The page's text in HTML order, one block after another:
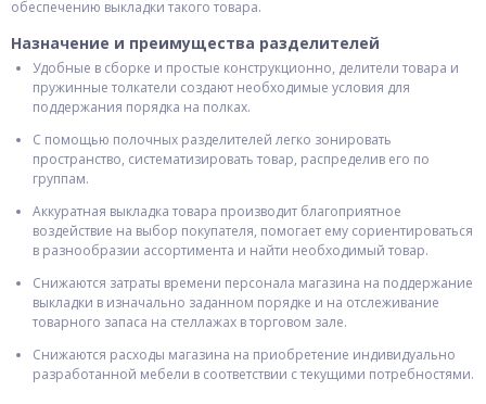
обеспечению выкладки такого товара.
Назначение и преимущества разделителей
Удобные в сборке и простые конструкционно, делители товара и
пружинные толкатели создают необходимые условия для
поддержания порядка на полках.
С помощью полочных разделителей легко зонировать
пространство, систематизировать товар, распределив его по
группам.
Аккуратная выкладка товара производит благоприятное
воздействие на выбор покупателя, помогает ему сориентироваться
в разнообразии ассортимента и найти необходимый товар.
Снижаются затраты времени персонала магазина на поддержание
выкладки в изначально заданном порядке и на отслеживание
товарного запаса на стеллажах в торговом зале.
Снижаются расходы магазина на приобретение индивидуально
разработанной мебели в соответствии с текущими потребностями.